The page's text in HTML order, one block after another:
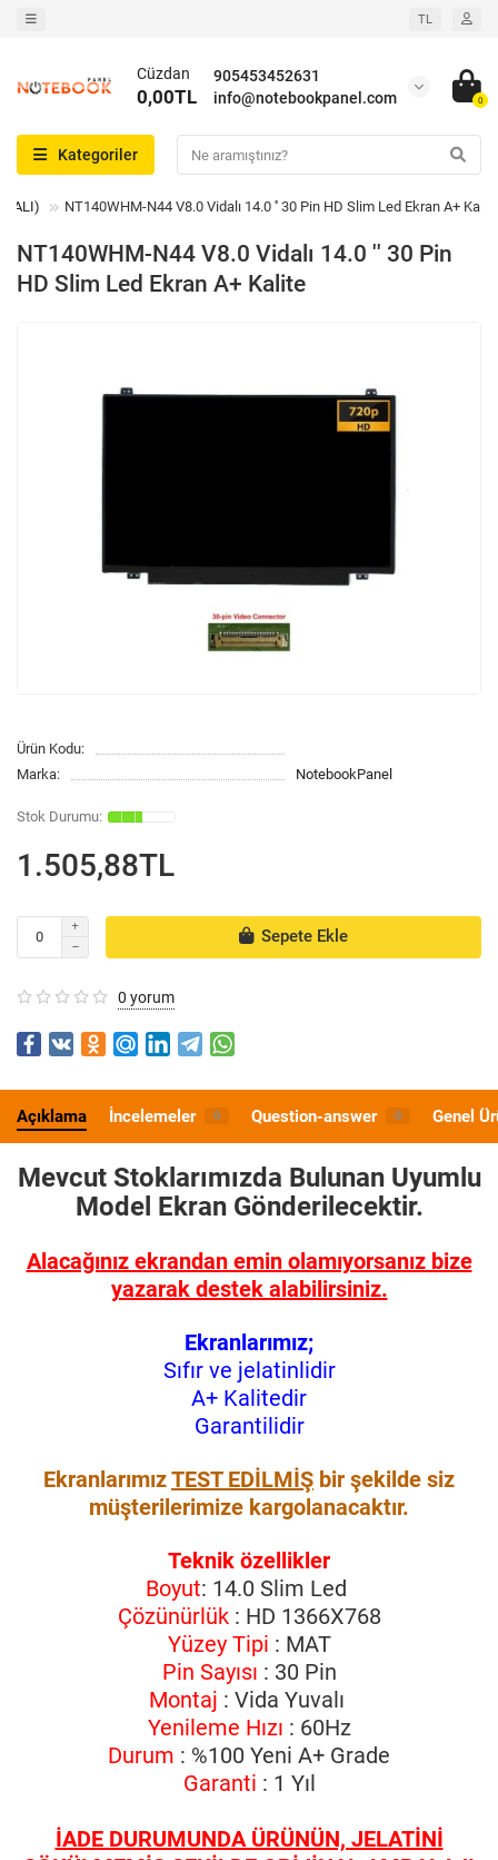
TL
905453452631
info@notebookpanel.com
Cüzdan
0,00TL 0
Kategoriler
NT140WHM-N44 V8.0 Vidalı 14.0 '' 30 Pin HD Slim Led Ekran A+ Kalite
NT140WHM-N44 V8.0 Vidalı 14.0 '' 30 Pin
HD Slim Led Ekran A+ Kalite
Ürün Kodu:
Marka:
NotebookPanel
1.505,88TL
Sepete Ekle
0 yorum
Açıklama İncelemeler 0 Question-answer 0 Genel
Mevcut Stoklarımızda Bulunan Uyumlu
Model Ekran Gönderilecektir.
Alacağınız ekrandan emin olamıyorsanız bize
yazarak destek alabilirsiniz.
Ekranlarımız;
Sıfır ve jelatinlidir
A+ Kalitedir
Garantilidir
EkranlarımızTEST EDİLMİŞ bir şekilde siz
müşterilerimize kargolanacaktır.
Teknik özellikler
Boyut: 14.0 Slim Led
Çözünürlük: HD 1366X768
Yüzey Tipi : MAT
Pin Sayısı : 30 Pin
Montaj : Vida Yuvalı
Yenileme Hızı : 60Hz
Durum : %100 Yeni A+ Grade
Garanti : 1 Yıl
İADE DURUMUNDA ÜRÜNÜN, JELATİNİ